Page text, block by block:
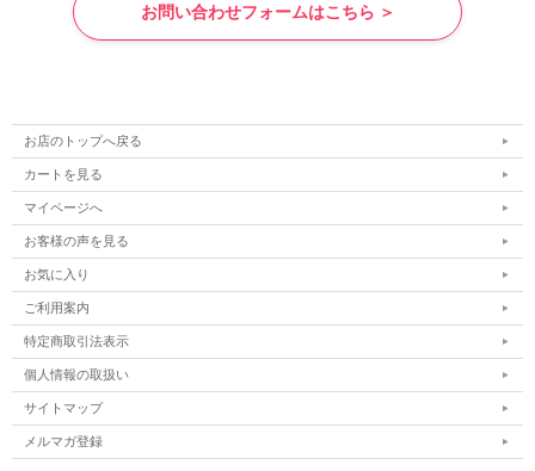
お問い合わせフォームはこちら ＞
お店のトップへ戻る
カートを見る
マイページへ
お客様の声を見る
お気に入り
ご利用案内
特定商取引法表示
個人情報の取扱い
サイトマップ
メルマガ登録